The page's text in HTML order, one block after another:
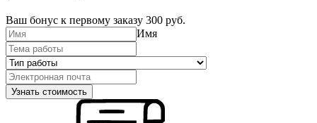
Ваш бонус к первому заказу 300 руб.
Имя